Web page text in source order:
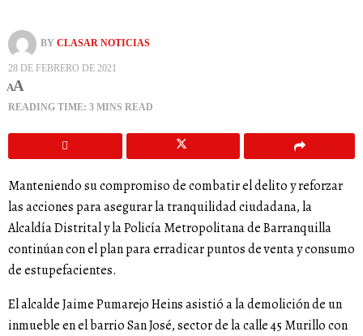
BY CLASAR NOTICIAS
28 DE FEBRERO DE 2021
AA
READING TIME: 3 MINS READ
Manteniendo su compromiso de combatir el delito y reforzar
las acciones para asegurar la tranquilidad ciudadana, la
Alcaldía Distrital y la Policía Metropolitana de Barranquilla
continúan con el plan para erradicar puntos de venta y consumo
de estupefacientes.
El alcalde Jaime Pumarejo Heins asistió a la demolición de un
inmueble en el barrio San José, sector de la calle 45 Murillo con